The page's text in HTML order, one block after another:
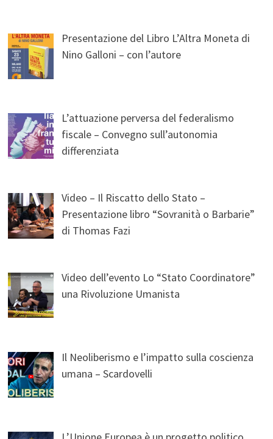
Presentazione del Libro L’Altra Moneta di
Nino Galloni – con l’autore
L’attuazione perversa del federalismo
fiscale – Convegno sull’autonomia
differenziata
Video – Il Riscatto dello Stato –
Presentazione libro “Sovranità o Barbarie”
di Thomas Fazi
Video dell’evento Lo “Stato Coordinatore”
una Rivoluzione Umanista
Il Neoliberismo e l’impatto sulla coscienza
umana – Scardovelli